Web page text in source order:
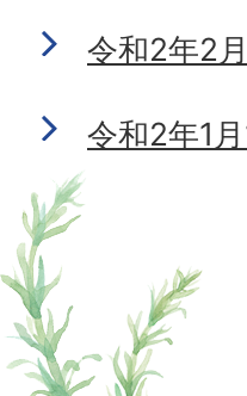
令和2年2
令和2年1